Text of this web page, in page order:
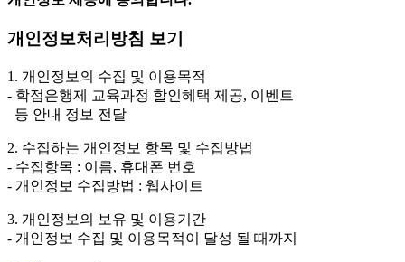
개인정보처리방침 보기
1. 개인정보의 수집 및 이용목적
- 학점은행제 교육과정 할인혜택 제공, 이벤트
등 안내 정보 전달
2. 수집하는 개인정보 항목 및 수집방법
- 수집항목 : 이름, 휴대폰 번호
- 개인정보 수집방법 : 웹사이트
3. 개인정보의 보유 및 이용기간
- 개인정보 수집 및 이용목적이 달성 될 때까지